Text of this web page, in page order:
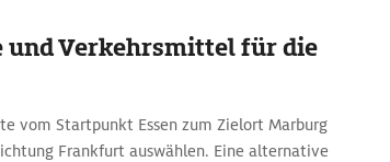
Verkehrsmittel für die
vom Startpunkt Essen zum Zielort Marburg
Frankfurt auswählen. Eine alternative